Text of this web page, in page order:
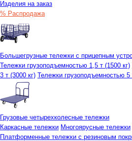
Изделия на заказ
% Распродажа
Большегрузные тележки с прицепным
Тележки грузоподъемностью 1,5 т (1500 кг)
3 т (3000 кг) Тележки грузоподъемностью 5
Грузовые четырехколесные тележки
Каркасные тележки Многоярусные тележки
Платформенные тележки с резиновым